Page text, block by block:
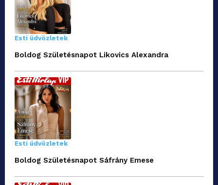
Esti üdvözletek
Boldog Születésnapot Likovics Alexandra
Esti üdvözletek
Boldog Születésnapot Sáfrány Emese